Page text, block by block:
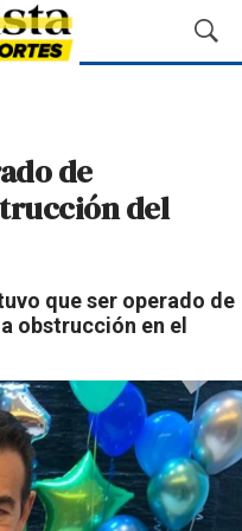
M
o
q
u
a
de
del
que ser operado de
obstrucción en el